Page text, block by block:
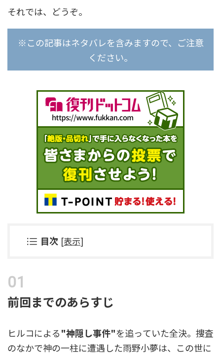
それでは、どうぞ。
※この記事はネタバレを含みますので、ご注意
ください。
目次 [表示]
前回までのあらすじ
ヒルコによる"神隠し事件"を追っていた全決。捜査
のなかで神の一柱に遭遇した雨野小夢は、この世に